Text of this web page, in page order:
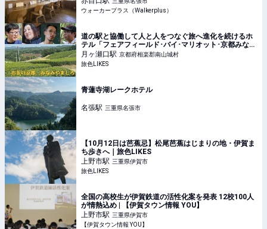
ウォーカープラス（Walkerplus）
道の駅と協働して人と人をつなぐ旅へ進化を続けるホ
テル「フェアフィールド･バイ･マリオット･京都みなみ
やましろ」｜旅色LIKES
月ヶ瀬口駅 京都府相楽郡南山城村
旅色LIKES
青蓮寺湖レークホテル
名張駅 三重県名張市
【10月12日は芭蕉忌】松尾芭蕉はじまりの地・伊賀ま
ち歩きへ｜旅色LIKES
上野市駅 三重県伊賀市
旅色LIKES
全国の高校生が伊賀鉄道の活性化案を発表 12校100人
が情熱込め | 【伊賀タウン情報 YOU】
上野市駅 三重県伊賀市
【伊賀タウン情報 YOU】